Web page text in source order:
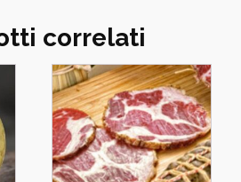
correlati